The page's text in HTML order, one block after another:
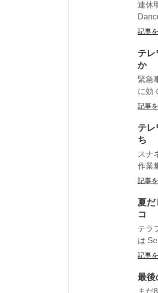
連休
記事
テレ
か
緊急
に効
記事
テレ
ち
スナ
作業
記事
夏だ
コ
テラ
は
記事
最後